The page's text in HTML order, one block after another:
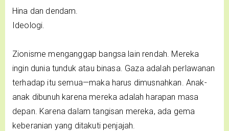
Hina dan dendam.
Ideologi.
Zionisme menganggap bangsa lain rendah. Mereka
ingin dunia tunduk atau binasa. Gaza adalah perlawanan
terhadap itu semua—maka harus dimusnahkan. Anak-
anak dibunuh karena mereka adalah harapan masa
depan. Karena dalam tangisan mereka, ada gema
keberanian yang ditakuti penjajah.